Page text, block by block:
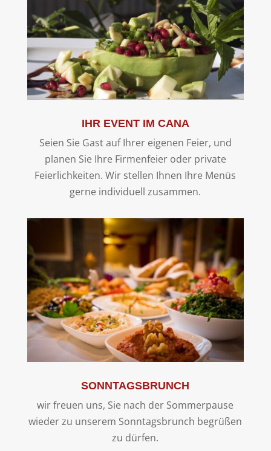
IHR EVENT IM CANA
Seien Sie Gast auf Ihrer eigenen Feier, und
planen Sie Ihre Firmenfeier oder private
Feierlichkeiten. Wir stellen Ihnen Ihre Menüs
gerne individuell zusammen.
SONNTAGSBRUNCH
wir freuen uns, Sie nach der Sommerpause
wieder zu unserem Sonntagsbrunch begrüßen
zu dürfen.